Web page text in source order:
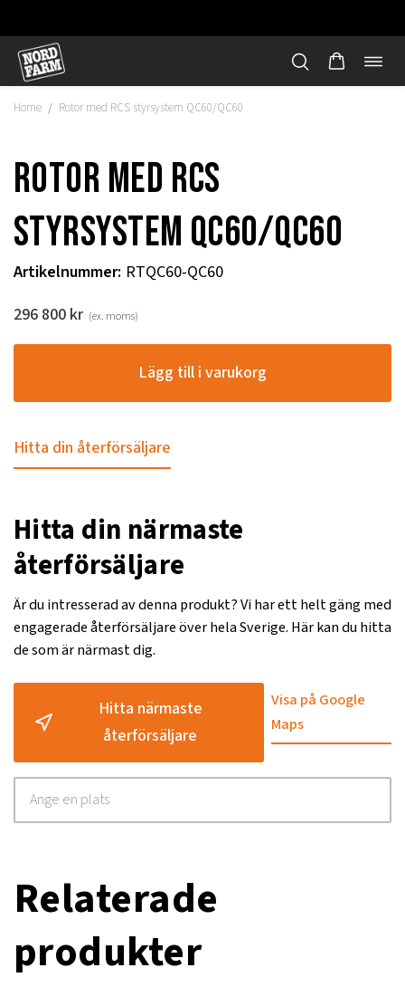
Hoppa
innehåll
Home / Rotor med RCS styrsystem QC60/QC60
Rotor med RCS
styrsystem QC60/QC60
Artikelnummer: RTQC60-QC60
296 800 kr (ex. moms)
Lägg till i varukorg
Hitta din återförsäljare
Hitta din närmaste
återförsäljare
Är du intresserad av denna produkt? Vi har ett helt gäng med
engagerade återförsäljare över hela Sverige. Här kan du hitta
de som är närmast dig.
Hitta närmaste
återförsäljare
Visa på Google
Maps
Relaterade
produkter